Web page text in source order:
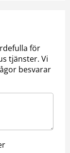
för
tjänster. Vi
besvarar